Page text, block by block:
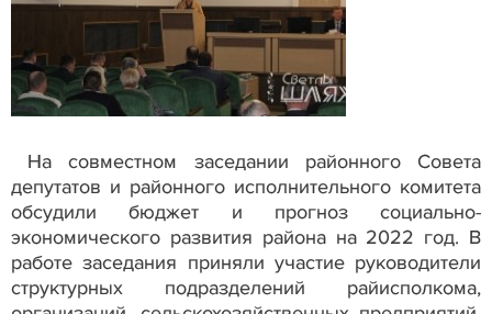
На совместном заседании районного Совета
депутатов и районного исполнительного комитета
обсудили бюджет и прогноз социально-
экономического развития района на 2022 год. В
работе заседания приняли участие руководители
структурных подразделений райисполкома,